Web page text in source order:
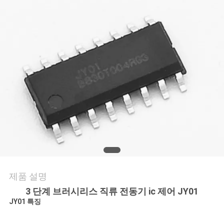
락
처
제품 설명
3 단계 브러시리스 직류 전동기 ic 제어 JY01
JY01 특징